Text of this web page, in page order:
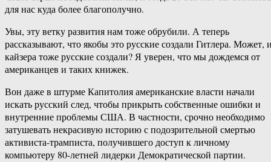
для нас куда более благополучно.
Увы, эту ветку развития нам тоже обрубили. А теперь
рассказывают, что якобы это русские создали Гитлера. Может,
кайзера тоже русские создали? Я уверен, что мы дождемся от
американцев и таких книжек.
Вон даже в штурме Капитолия американские власти начали
искать русский след, чтобы прикрыть собственные ошибки и
внутренние проблемы США. В частности, срочно необходимо
затушевать некрасивую историю с подозрительной смертью
активиста-трамписта, получившего доступ к личному
компьютеру 80-летней лидерки Демократической партии.